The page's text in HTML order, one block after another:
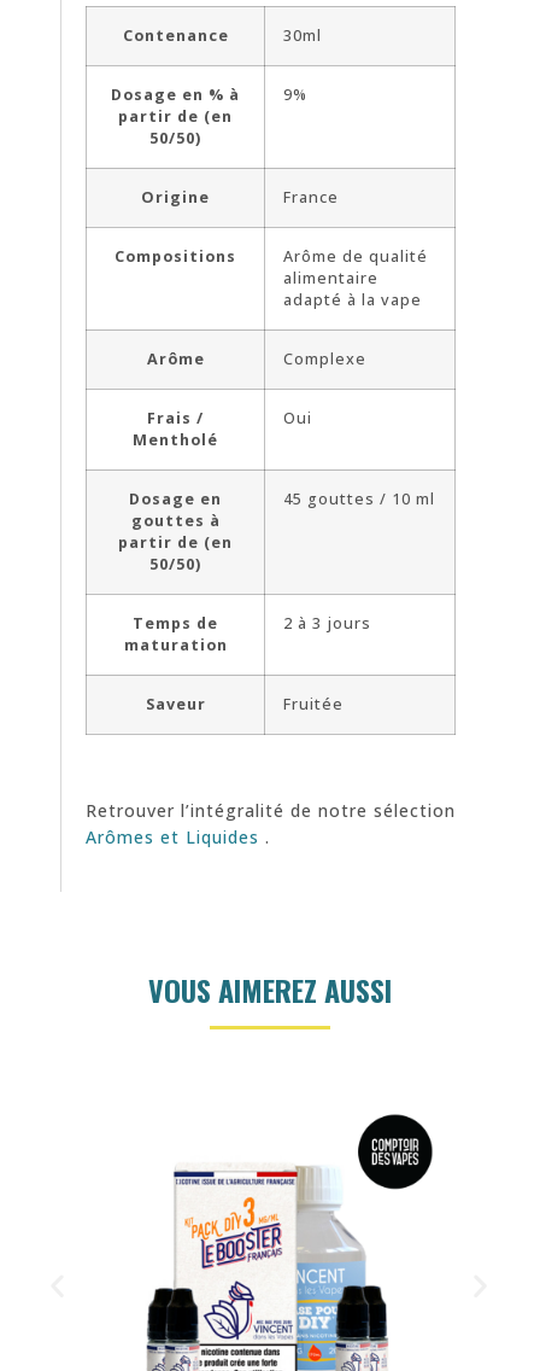
Contenance 30ml
Dosage en % à
partir de (en
50/50)
9%
Origine France
Compositions
Arôme de qualité
alimentaire
adapté à la vape
Arôme Complexe
Frais /
Mentholé
Oui
Dosage en
gouttes à
partir de (en
50/50)
45 gouttes / 10 ml
Temps de
maturation
2 à 3 jours
Saveur Fruitée
Retrouver l’intégralité de notre sélection
Arômes et Liquides .
VOUS AIMEREZ AUSSI